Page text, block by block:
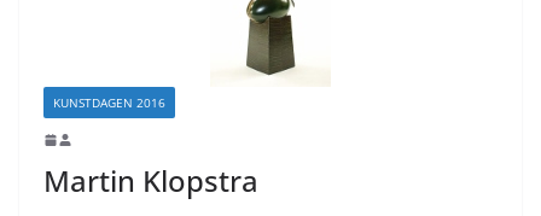
KUNSTDAGEN 2016
Martin Klopstra